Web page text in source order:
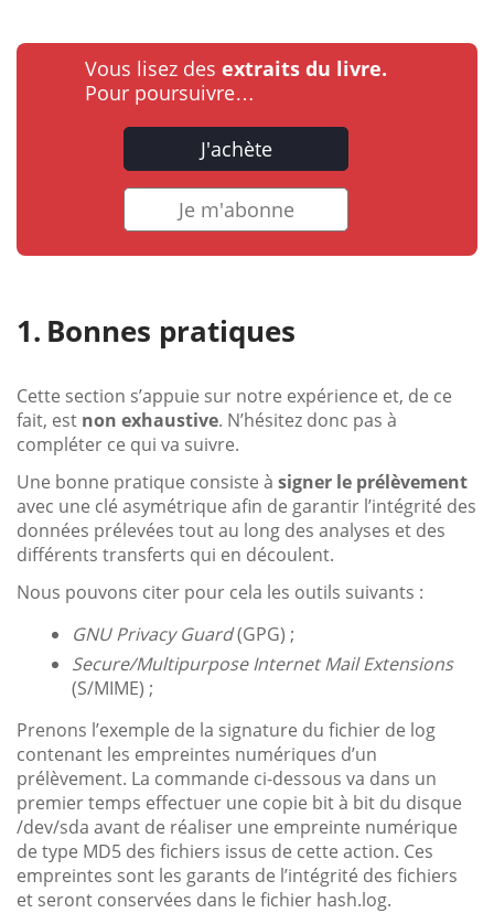
Vous lisez des extraits du livre.
Pour poursuivre…
J'achète
Je m'abonne
Bonnes pratiques
Cette section s’appuie sur notre expérience et, de ce
fait, est non exhaustive. N’hésitez donc pas à
compléter ce qui va suivre.
Une bonne pratique consiste à signer le prélèvement
avec une clé asymétrique afin de garantir l’intégrité des
données prélevées tout au long des analyses et des
différents transferts qui en découlent.
Nous pouvons citer pour cela les outils suivants :
GNU Privacy Guard(GPG) ;
Secure/Multipurpose Internet Mail Extensions
(S/MIME) ;
Prenons l’exemple de la signature du fichier de log
contenant les empreintes numériques d’un
prélèvement. La commande ci-dessous va dans un
premier temps effectuer une copie bit à bit du disque
/dev/sda avant de réaliser une empreinte numérique
de type MD5 des fichiers issus de cette action. Ces
empreintes sont les garants de l’intégrité des fichiers
et seront conservées dans le fichier hash.log.